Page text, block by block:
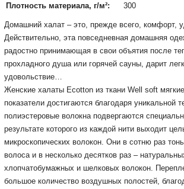
Плотность материала, г/м²:
300
Домашний халат – это, прежде всего, комфорт,
Действительно, эта повседневная домашняя
радостно принимающая в свои объятия после
прохладного душа или горячей сауны, дарит
удовольствие…
Женские халаты Ecotton из ткани Well soft
показатели достигаются благодаря уникальной
полиэстеровые волокна подвергаются
результате которого из каждой нити выходит
микроскопических волокон. Они в сотню раз
волоса и в несколько десятков раз –
хлопчатобумажных и шелковых волокон.
большое количество воздушных полостей,